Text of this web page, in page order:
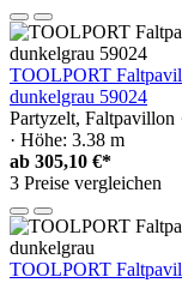
TOOLPORT
dunkelgrau 59024
Partyzelt, Faltpavillon
· Höhe: 3.38 m
ab 305,10 €*
3 Preise vergleichen
TOOLPORT